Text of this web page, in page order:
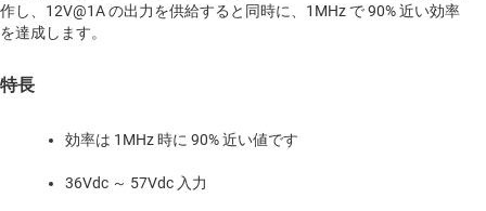
作し、12V@1A の出力を供給すると同時に、1MHz で 90% 近い効率
を達成します。
特長
効率は 1MHz 時に 90% 近い値です
36Vdc ～ 57Vdc 入力